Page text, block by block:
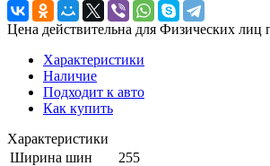
Цена действительна для Физических
Характеристики
Наличие
Подходит к авто
Как купить
Характеристики
Ширина шин
255